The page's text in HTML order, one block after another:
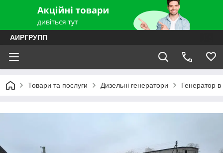
АИРГРУПП
Товари та послуги Дизельні генератори Генератор